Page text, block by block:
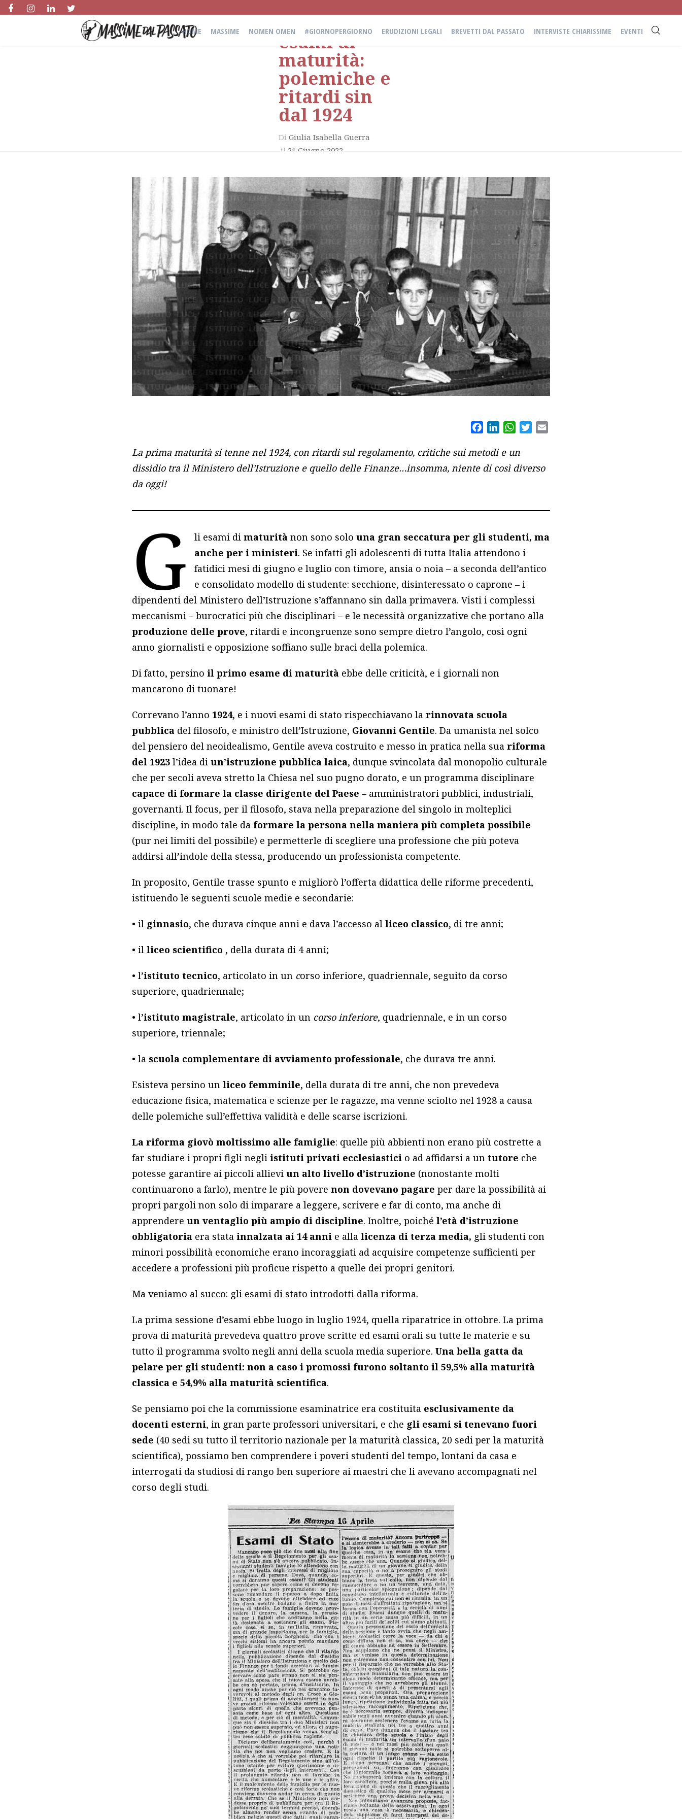
HOME MASSIME NOMEN OMEN #GIORNOPERGIORNO ERUDIZIONI LEGALI BREVETTI DAL PASSATO INTERVISTE CHIARISSIME EVENTI
I primi
esami di
maturità:
polemiche e
ritardi sin
dal 1924
Di Giulia Isabella Guerra
il 21 Giugno 2022
FacebookLinkedInWhatsApp
Twitter
La prima maturità si tenne nel 1924, con ritardi sul regolamento, critiche sui metodi e un
dissidio tra il Ministero dell’Istruzione e quello delle Finanze…insomma, niente di così diverso
da oggi!
G li esami dimaturità non sono solouna gran seccatura per gli studenti, ma
anche per i ministeri. Se infatti gli adolescenti di tutta Italia attendono i
fatidici mesi di giugno e luglio con timore, ansia o noia – a seconda dell’antico
e consolidato modello di studente: secchione, disinteressato o caprone – i
dipendenti del Ministero dell’Istruzione s’affannano sin dalla primavera. Visti i complessi
meccanismi – burocratici più che disciplinari – e le necessità organizzative che portano alla
produzione delle prove, ritardi e incongruenze sono sempre dietro l’angolo, così ogni
anno giornalisti e opposizione soffiano sulle braci della polemica.
Di fatto, persinoil primo esame di maturità ebbe delle criticità, e i giornali non
mancarono di tuonare!
Correvano l’anno1924, e i nuovi esami di stato rispecchiavano larinnovata scuola
pubblica del filosofo, e ministro dell’Istruzione, Giovanni Gentile. Da umanista nel solco
del pensiero del neoidealismo, Gentile aveva costruito e messo in pratica nella sua riforma
del 1923l’idea diun’istruzione pubblica laica, dunque svincolata dal monopolio culturale
che per secoli aveva stretto la Chiesa nel suo pugno dorato, e un programma disciplinare
capace di formare la classe dirigente del Paese – amministratori pubblici, industriali,
governanti. Il focus, per il filosofo, stava nella preparazione del singolo in molteplici
discipline, in modo tale da formare la persona nella maniera più completa possibile
(pur nei limiti del possibile) e permetterle di scegliere una professione che più poteva
addirsi all’indole della stessa, producendo un professionista competente.
In proposito, Gentile trasse spunto e migliorò l’offerta didattica delle riforme precedenti,
istituendo le seguenti scuole medie e secondarie:
• il ginnasio, che durava cinque anni e dava l’accesso alliceo classico, di tre anni;
• illiceo scientifico , della durata di 4 anni;
• l’istituto tecnico, articolato in un corso inferiore, quadriennale, seguito da corso
superiore, quadriennale;
• l’istituto magistrale, articolato in un corso inferiore, quadriennale, e in un corso
superiore, triennale;
• la scuola complementare di avviamento professionale, che durava tre anni.
Esisteva persino unliceo femminile, della durata di tre anni, che non prevedeva
educazione fisica, matematica e scienze per le ragazze, ma venne sciolto nel 1928 a causa
delle polemiche sull’effettiva validità e delle scarse iscrizioni.
La riforma giovò moltissimo alle famiglie: quelle più abbienti non erano più costrette a
far studiare i propri figli negliistituti privati ecclesiastici o ad affidarsi a untutore che
potesse garantire ai piccoli allieviun alto livello d’istruzione (nonostante molti
continuarono a farlo), mentre le più poverenon dovevano pagare per dare la possibilità ai
propri pargoli non solo di imparare a leggere, scrivere e far di conto, ma anche di
apprendereun ventaglio più ampio di discipline. Inoltre, poichél’età d’istruzione
obbligatoria era statainnalzata ai 14 anni e alla licenza di terza media, gli studenti con
minori possibilità economiche erano incoraggiati ad acquisire competenze sufficienti per
accedere a professioni più proficue rispetto a quelle dei propri genitori.
Ma veniamo al succo: gli esami di stato introdotti dalla riforma.
La prima sessione d’esami ebbe luogo in luglio 1924, quella riparatrice in ottobre. La prima
prova di maturità prevedeva quattro prove scritte ed esami orali su tutte le materie e su
tutto il programma svolto negli anni della scuola media superiore.Una bella gatta da
pelare per gli studenti: non a caso i promossi furono soltanto il 59,5% alla maturità
classica e 54,9% alla maturità scientifica.
Se pensiamo poi che la commissione esaminatrice era costituita esclusivamente da
docenti esterni, in gran parte professori universitari, e che gli esami si tenevano fuori
sede (40 sedi su tutto il territorio nazionale per la maturità classica, 20 sedi per la maturità
scientifica), possiamo ben comprendere i poveri studenti del tempo, lontani da casa e
interrogati da studiosi di rango ben superiore ai maestri che li avevano accompagnati nel
corso degli studi.